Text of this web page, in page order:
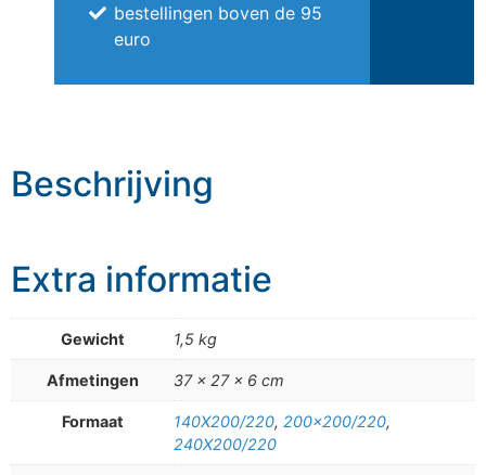
bestellingen boven de 95
euro
Beschrijving
Extra informatie
Gewicht 1,5 kg
Afmetingen 37 × 27 × 6 cm
Formaat 140X200/220, 200×200/220,
240X200/220